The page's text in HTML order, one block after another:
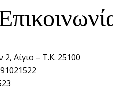
Αίγιο – Τ.Κ. 25100